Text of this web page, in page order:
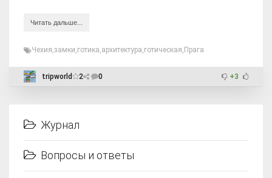
Читать дальше...
Чехия замки готика архитектура готическая Прага
tripworld 2 0 +3
Журнал
Вопросы и ответы